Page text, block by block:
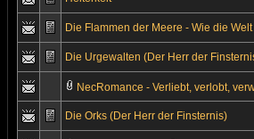
Die Flammen der Meere - Wie die Welt
Die Urgewalten (Der Herr der
NecRomance - Verliebt, verlobt,
Die Orks (Der Herr der Finsternis)